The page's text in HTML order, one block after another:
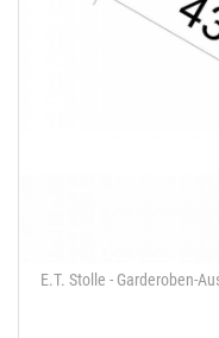
E.T. Stolle - Garderoben-